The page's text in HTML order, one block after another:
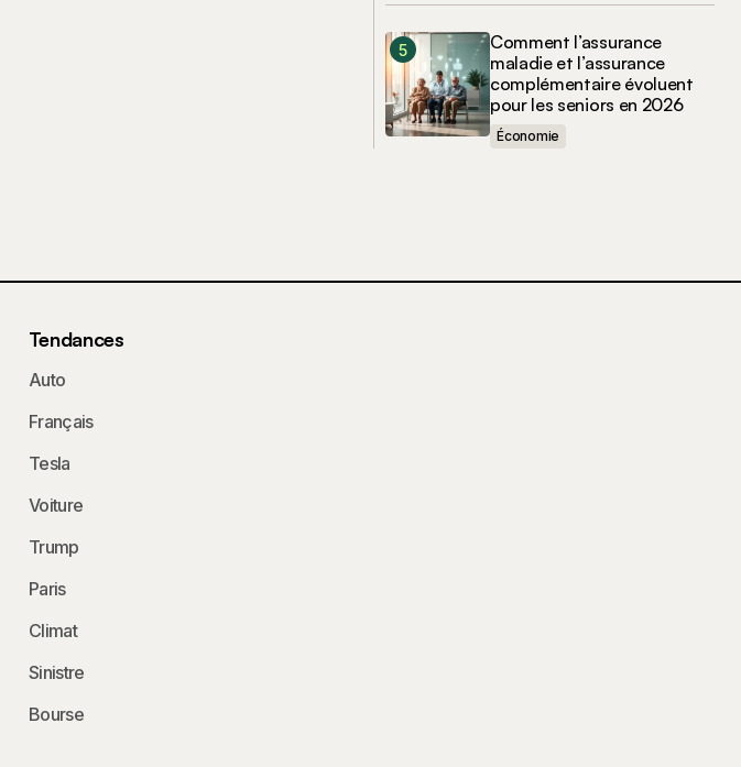
Comment l’assurance
maladie et l’assurance
complémentaire évoluent
pour les seniors en 2026
Économie
Tendances
Auto
Français
Tesla
Voiture
Trump
Paris
Climat
Sinistre
Bourse